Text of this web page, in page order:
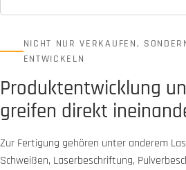
NICHT NUR VERKAUFEN,
ENTWICKELN
Produktentwicklung
greifen direkt
Zur Fertigung gehören unter anderem
Schweißen, Laserbeschriftung,